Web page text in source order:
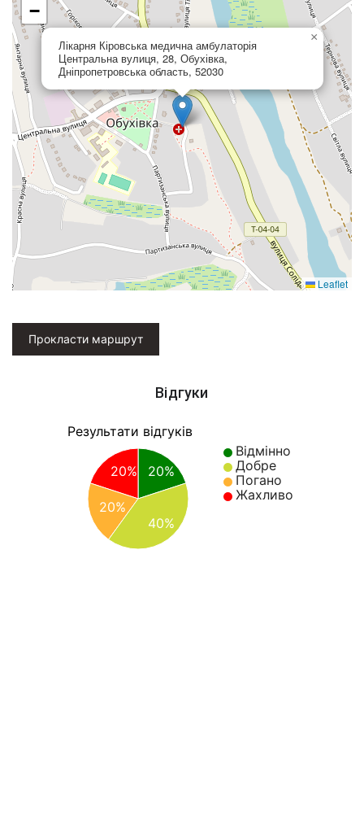
Лікарня Кіровська медична амбулаторія
Центральна вулиця, 28, Обухівка,
Дніпропетровська область, 52030
×
−
Leaflet
Прокласти маршрут
Відгуки
Результати відгуків
Відмінно
Добре
Погано
Жахливо
20%
20%
20%
40%